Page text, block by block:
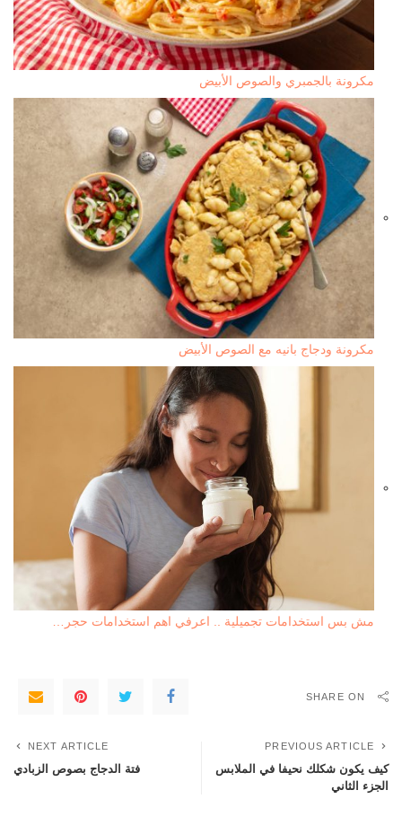
مكرونة بالجمبري والصوص الأبيض
مكرونة ودجاج بانيه مع الصوص الأبيض
مش بس استخدامات تجميلية .. اعرفي اهم استخدامات حجر…
SHARE ON
PREVIOUS ARTICLE
كيف يكون شكلك نحيفا في الملابس
الجزء الثاني
NEXT ARTICLE
فتة الدجاج بصوص الزبادي